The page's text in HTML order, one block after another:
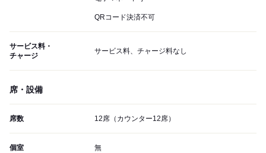
QRコード決済不可
サービス料・
チャージ
サービス料、チャージ料なし
席・設備
席数 12席（カウンター12席）
個室 無